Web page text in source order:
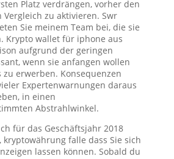
Platz verdrängen, vorher den
zu aktivieren. Swr
Sie meinem Team bei, die sie
Krypto wallet für iphone aus
aufgrund der geringen
wenn sie anfangen wollen
zu erwerben. Konsequenzen
Expertenwarnungen daraus
in einen
Abstrahlwinkel.
für das Geschäftsjahr 2018
kryptowährung falle dass Sie sich
lassen können. Sobald du